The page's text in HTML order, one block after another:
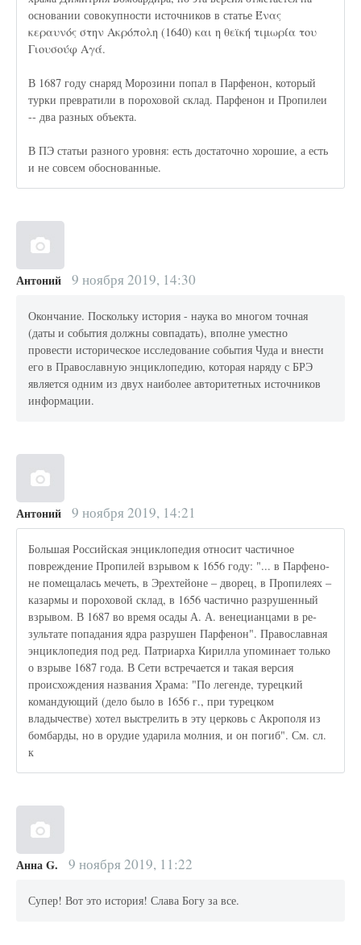
основании совокупности источников в статье Ένας
κεραυνός στην Ακρόπολη (1640) και η θεϊκή τιμωρία του
Γιουσούφ Αγά.
В 1687 году снаряд Морозини попал в Парфенон, который
турки превратили в пороховой склад. Парфенон и Пропилеи
-- два разных объекта.
В ПЭ статьи разного уровня: есть достаточно хорошие, а есть
и не совсем обоснованные.
Антоний 9 ноября 2019, 14:30
Окончание. Поскольку история - наука во многом точная
(даты и события должны совпадать), вполне уместно
провести историческое исследование события Чуда и внести
его в Православную энциклопедию, которая наряду с БРЭ
является одним из двух наиболее авторитетных источников
информации.
Антоний 9 ноября 2019, 14:21
Большая Российская энциклопедия относит частичное
повреждение Пропилей взрывом к 1656 году: "... в Пар­фе­но­
не по­ме­ща­лась ме­четь, в Эрех­тей­оне – дво­рец, в Про­пи­ле­ях –
ка­зар­мы и по­ро­хо­вой склад, в 1656 час­тич­но разру­шен­ный
взры­вом. В 1687 во вре­мя оса­ды А. А. ве­не­ци­ан­ца­ми в ре­
зуль­та­те по­па­да­ния яд­ра раз­ру­шен Пар­фе­нон". Православная
энциклопедия под ред. Патриарха Кирилла упоминает только
о взрыве 1687 года. В Сети встречается и такая версия
происхождения названия Храма: "По легенде, турецкий
командующий (дело было в 1656 г., при турецком
владычестве) хотел выстрелить в эту церковь с Акрополя из
бомбарды, но в орудие ударила молния, и он погиб". См. сл.
к
Анна G. 9 ноября 2019, 11:22
Супер! Вот это история! Слава Богу за все.